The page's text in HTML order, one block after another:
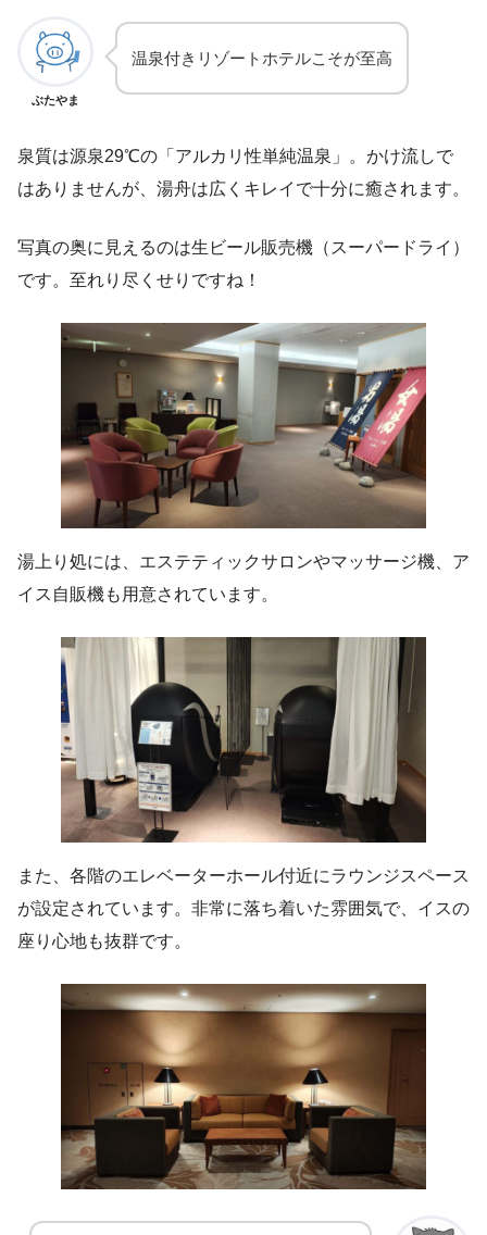
ぶたやま
温泉付きリゾートホテルこそが至高
泉質は源泉29℃の「アルカリ性単純温泉」。かけ流しで
はありませんが、湯舟は広くキレイで十分に癒されます。
写真の奥に見えるのは生ビール販売機（スーパードライ）
です。至れり尽くせりですね！
湯上り処には、エステティックサロンやマッサージ機、ア
イス自販機も用意されています。
また、各階のエレベーターホール付近にラウンジスペース
が設定されています。非常に落ち着いた雰囲気で、イスの
座り心地も抜群です。